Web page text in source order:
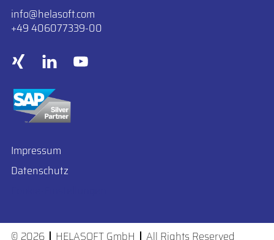
info ​helasoft.com
+49 406077339-00
Impressum
Datenschutz
© 2026 HELASOFT GmbH All Rights Reserved